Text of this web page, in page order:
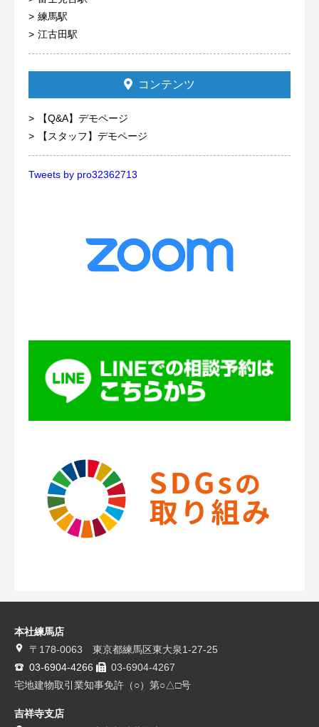
練馬駅
江古田駅
コンテンツ
【Q&A】デモページ
【スタッフ】デモページ
Tweets by pro32362713
本社練馬店
〒178-0063 東京都練馬区東大泉1-27-25
03-6904-4266
03-6904-4267
宅地建物取引業知事免許（○）第○△□号
吉祥寺支店